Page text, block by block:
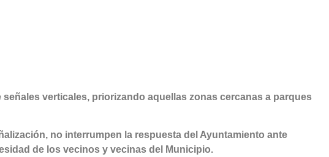
verticales, priorizando aquellas zonas cercanas a parques
no interrumpen la respuesta del Ayuntamiento ante
de los vecinos y vecinas del Municipio.